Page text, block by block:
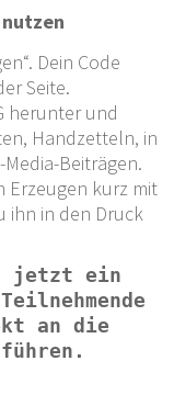
nutzen
Dein Code
Seite.
herunter und
Handzetteln, in
Beiträgen.
Erzeugen kurz mit
ihn in den Druck
jetzt ein
an die